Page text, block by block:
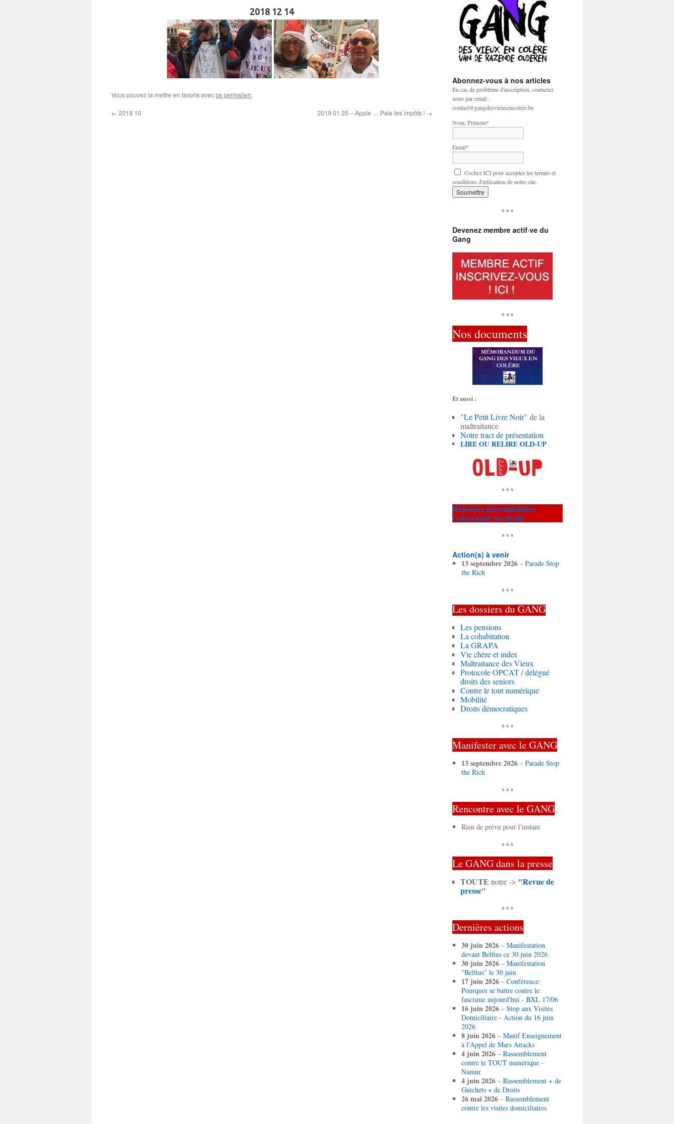
2018 12 14
Vous pouvez la mettre en favoris avecce permalien.
← 2018 10 2019 01 25 – Apple … Paie tes impôts ! →
Abonnez-vous à nos articles
En cas de problème d'inscription, contactez
nous par email :
contact@gangdesvieuxencolere.be
Nom, Prénom*
Email*
Cochez ICI pour acceptez les termes et
conditions d'utilisation de notre site.
* * *
Devenez membre actif·ve du
Gang
* * *
Nos documents
Et aussi :
"Le Petit Livre Noir" de la
maltraitance
Notre tract de présentation
LIRE OU RELIRE OLD-UP
* * *
Réponses personnalisées
concernant vos droits
* * *
Action(s) à venir
13 septembre 2026 –Parade Stop
the Rich
* * *
Les dossiers duGANG
Les pensions
La cohabitation
La GRAPA
Vie chère et index
Maltraitance des Vieux
Protocole OPCAT / délégué
droits des seniors
Contre le tout numérique
Mobilité
Droits démocratiques
* * *
Manifester avec le GANG
13 septembre 2026 –Parade Stop
the Rich
* * *
Rencontre avec le GANG
Rien de prévu pour l'instant
* * *
Le GANG dans la presse
TOUTE notre -> "Revue de
presse"
* * *
Dernières actions
30 juin 2026 –Manifestation
devant Belfius ce 30 juin 2026
30 juin 2026 –Manifestation
"Belfius" le 30 juin
17 juin 2026 –Conférence:
Pourquoi se battre contre le
fascisme aujourd'hui - BXL 17/06
16 juin 2026 –Stop aux Visites
Domiciliaire - Action du 16 juin
2026
8 juin 2026 –Manif Enseignement
à l'Appel de Mars Attacks
4 juin 2026 –Rassemblement
contre le TOUT numérique -
Namur
4 juin 2026 –Rassemblement + de
Guichets + de Droits
26 mai 2026 –Rassemblement
contre les visites domiciliaires